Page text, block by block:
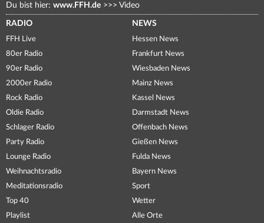
Du bist hier: www.FFH.de >>> Video
RADIO
FFH Live
80er Radio
90er Radio
2000er Radio
Rock Radio
Oldie Radio
Schlager Radio
Party Radio
Lounge Radio
Weihnachtsradio
Meditationsradio
Top 40
Playlist
NEWS
Hessen News
Frankfurt News
Wiesbaden News
Mainz News
Kassel News
Darmstadt News
Offenbach News
Gießen News
Fulda News
Bayern News
Sport
Wetter
Alle Orte